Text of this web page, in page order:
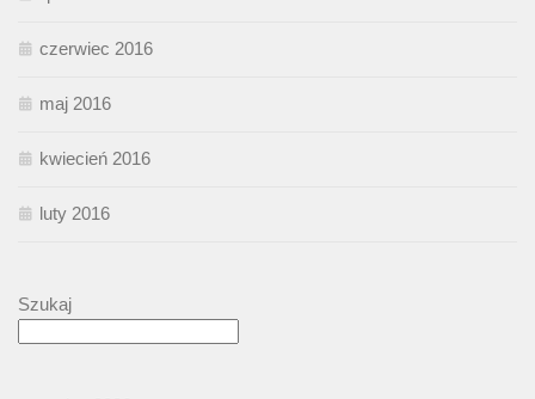
czerwiec 2016
maj 2016
kwiecień 2016
luty 2016
Szukaj